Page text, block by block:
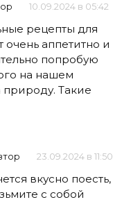
10.09.2024 в 05:42
рецепты для
аппетитно и
попробую
на нашем
Такие
23.09.2024 в 11:50
вкусно поесть,
с собой